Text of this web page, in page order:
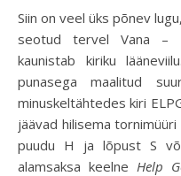
Siin on veel üks põnev
seotud tervel Vana –
kaunistab kiriku
punasega maalitud
minuskeltähtedes kiri
jäävad hilisema
puudu H ja lõpust S
alamsaksa keelne Help